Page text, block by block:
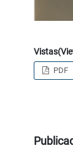
PDF